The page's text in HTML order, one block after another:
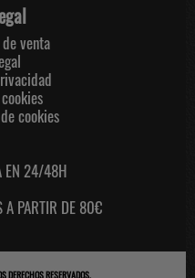
venta
cookies
EN 24/48H
A PARTIR DE 80€
DERECHOS RESERVADOS.